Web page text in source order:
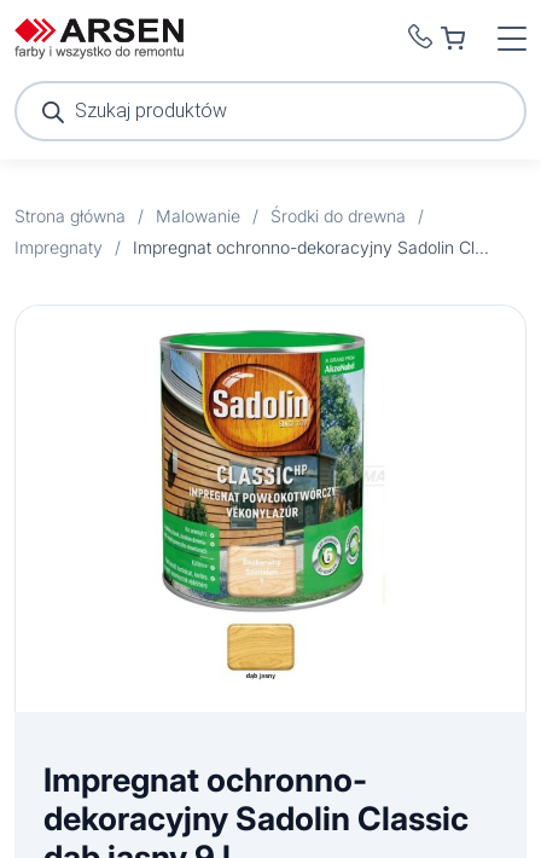
Wyszukiwarka
produktów
Strona główna / Malowanie / Środki do drewna
/
Impregnaty
/ Impregnat ochronno-dekoracyjny Sadolin Classic dąb jasny 9 l
Impregnat ochronno-
dekoracyjny Sadolin Classic